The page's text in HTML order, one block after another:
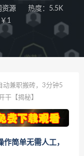
资源
热度：5.5K
1
动兼职搬砖，3分钟5
干【揭秘】
简单无需人工，